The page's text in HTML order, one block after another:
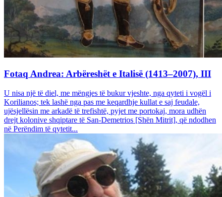
Fotaq Andrea: Arbëreshët e Italisë (1413–2007), III
U nisa një të diel, me mëngjes të bukur vjeshte, nga qyteti i vogël i
Korilianos; tek lashë nga pas me keqardhje kullat e saj feudale,
ujësjellësin me arkadë të trefishtë, pyjet me portokaj, mora udhën
drejt kolonive shqiptare të San-Demetrios [Shën Mitrit], që ndodhen
në Perëndim të qytetit...